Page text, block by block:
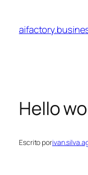
Hello
Escrito por